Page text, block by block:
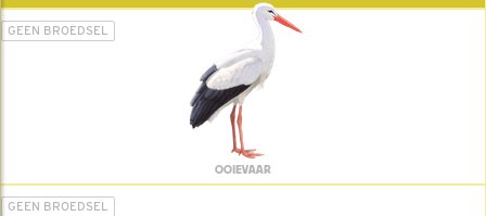
GEEN BROEDSEL
OOIEVAAR
GEEN BROEDSEL